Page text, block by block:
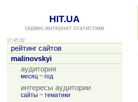
HIT.UA
сервис интернет статистики
17:45:02
рейтинг сайтов
malinovskyi
аудитория
месяц ~ год
интересы аудитории
сайты ~ тематики